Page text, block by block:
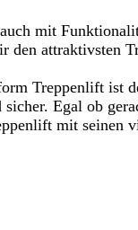
mit
den attraktivsten
Treppenlift ist
Egal ob
mit seinen